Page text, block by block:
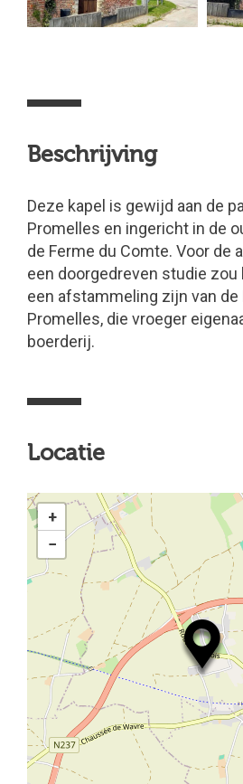
Beschrijving
Deze kapel is gewijd aan de
Promelles en ingericht in de
de Ferme du Comte. Voor de
een doorgedreven studie zou
een afstammeling zijn van de
Promelles, die vroeger
boerderij.
Locatie
+
−